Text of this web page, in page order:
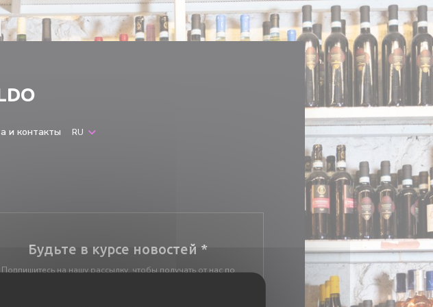
в новом окне))
в новом окне))
и контакты RU
Будьте в курсе новостей *
Подпишитесь на нашу рассылку, чтобы получать от нас по